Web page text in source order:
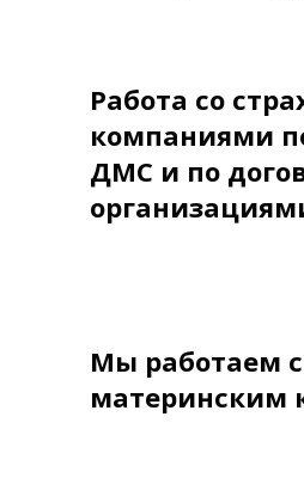
Работа со
компаниями
ДМС и по
Мы работаем с
материнским